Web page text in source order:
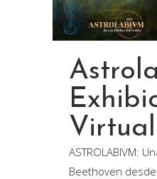
Virtual
ASTROLABIVM:
Beethoven